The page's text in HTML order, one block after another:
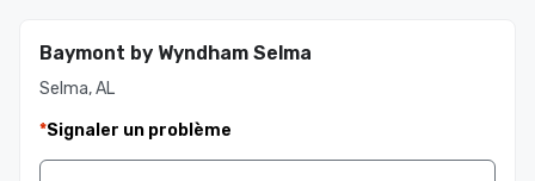
Baymont by Wyndham Selma
Selma, AL
*Signaler un problème